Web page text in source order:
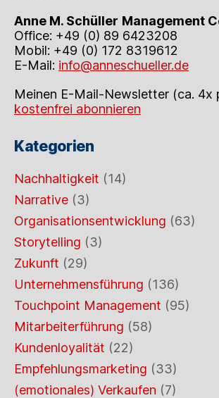
Anne M. Schüller Management
Office: +49 (0) 89 6423208
Mobil: +49 (0) 172 8319612
E-Mail: info@anneschueller.de
Meinen E-Mail-Newsletter (ca. 4x
kostenfrei abonnieren
Kategorien
Nachhaltigkeit (14)
Narrative (3)
Organisationsentwicklung (63)
Storytelling (3)
Zukunft (29)
Unternehmensführung (136)
Touchpoint Management (95)
Mitarbeiterführung (58)
Kundenloyalität (22)
Empfehlungsmarketing (33)
(emotionales) Verkaufen (7)